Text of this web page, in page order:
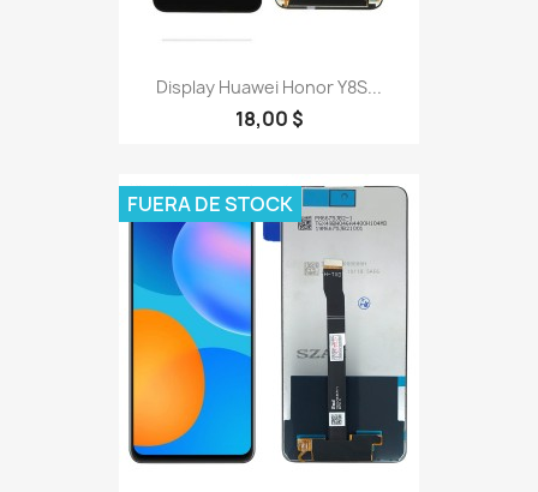
Display Huawei Honor Y8S...
18,00 $
FUERA DE STOCK